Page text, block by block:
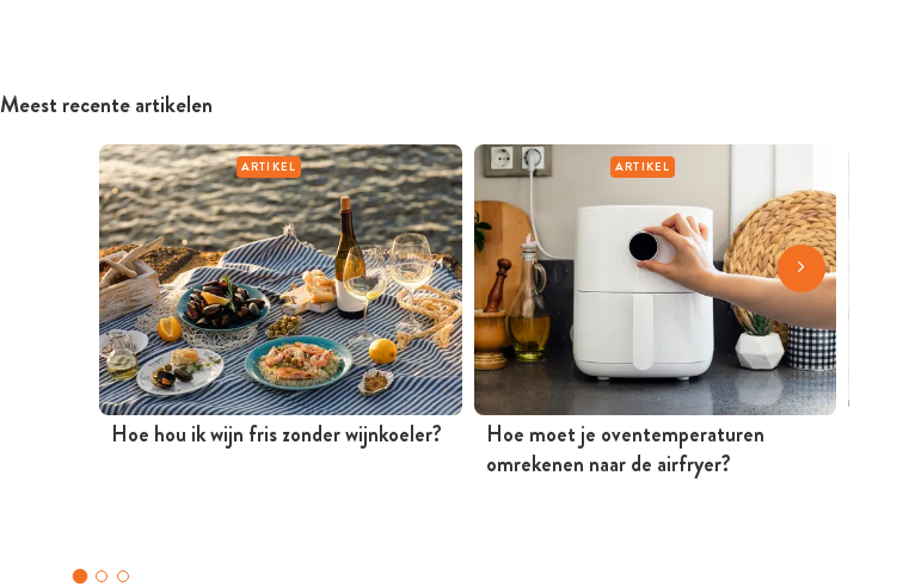
Meest recente artikelen
ARTIKEL
Hoe hou ik wijn fris zonder wijnkoeler?
ARTIKEL
Hoe moet je oventemperaturen
omrekenen naar de airfryer?